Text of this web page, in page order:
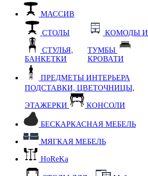
МАССИВ
СТОЛЫ
СТУЛЬЯ,
БАНКЕТКИ
КОМОДЫ И
ТУМБЫ
КРОВАТИ
ПРЕДМЕТЫ ИНТЕРЬЕРА
ПОДСТАВКИ, ЦВЕТОЧНИЦЫ,
ЭТАЖЕРКИ КОНСОЛИ
БЕСКАРКАСНАЯ МЕБЕЛЬ
МЯГКАЯ МЕБЕЛЬ
HoReKa